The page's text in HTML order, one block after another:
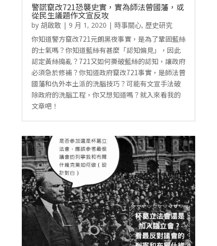
警謊竄改721恐襲史實，實為師法曾國藩，或
從民生議題作文宣反攻
by 胡啟敢| 9 月 1, 2020 | 時事關心, 歷史研究
你知道警方竄改721元朗黑夜事實，是為了鞏固藍絲
的士氣嗎？你知道藍絲有甚麼「認知偏見」，因此
認定黃絲搗亂？721又如何撕破藍絲的認知，讓政府
必須急於修補？你知道政府竄改721事實，是師法曾
國藩和仇外本土派的洗腦技巧？可能有文宣手法破
除政府的洗腦工程，你又想知道嗎？就入來看我的
文章吧！